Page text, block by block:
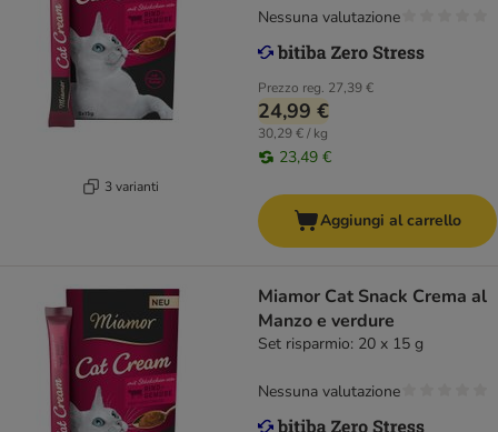
3 varianti
Prezzo reg. 27,39 €
24,99 €
30,29 € / kg
23,49 €
Nessuna valutazione
Aggiungi al carrello
Miamor Cat Snack Crema al
Manzo e verdure
Set risparmio: 20 x 15 g
Nessuna valutazione